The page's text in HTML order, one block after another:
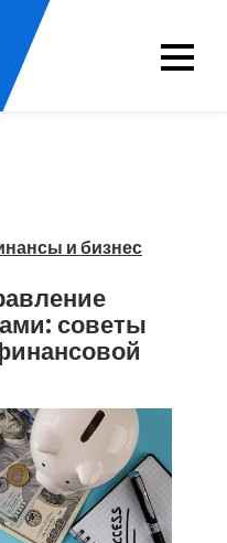
и бизнес
советы